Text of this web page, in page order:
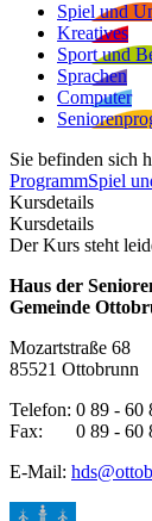
Spiel und
Kreatives
Sport und
Sprachen
Computer
Sie befinden sich
ProgrammSpiel
Kursdetails
Kursdetails
Der Kurs steht
Haus der
Gemeinde
Mozartstraße 68
85521 Ottobrunn
Telefon: 0 89 - 60
Fax: 0 89 - 60
E-Mail: